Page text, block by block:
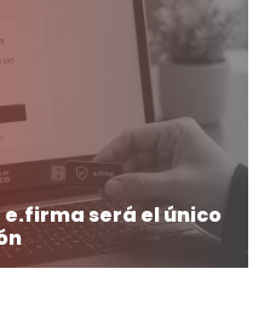
e.firma será el único